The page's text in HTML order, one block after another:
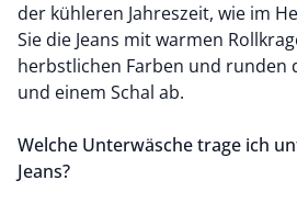
der kühleren Jahreszeit, wie im
Sie die Jeans mit warmen
herbstlichen Farben und runden
und einem Schal ab.
Welche Unterwäsche trage ich
Jeans?